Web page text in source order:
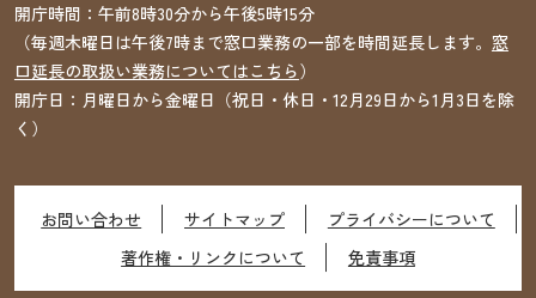
開庁時間：午前8時30分から午後5時15分
（毎週木曜日は午後7時まで窓口業務の一部を時間延長します。 窓
口延長の取扱い業務についてはこちら）
開庁日：月曜日から金曜日（祝日・休日・12月29日から1月3日を除
く）
お問い合わせ サイトマップ
プライバシーについて
著作権・リンクについて
免責事項